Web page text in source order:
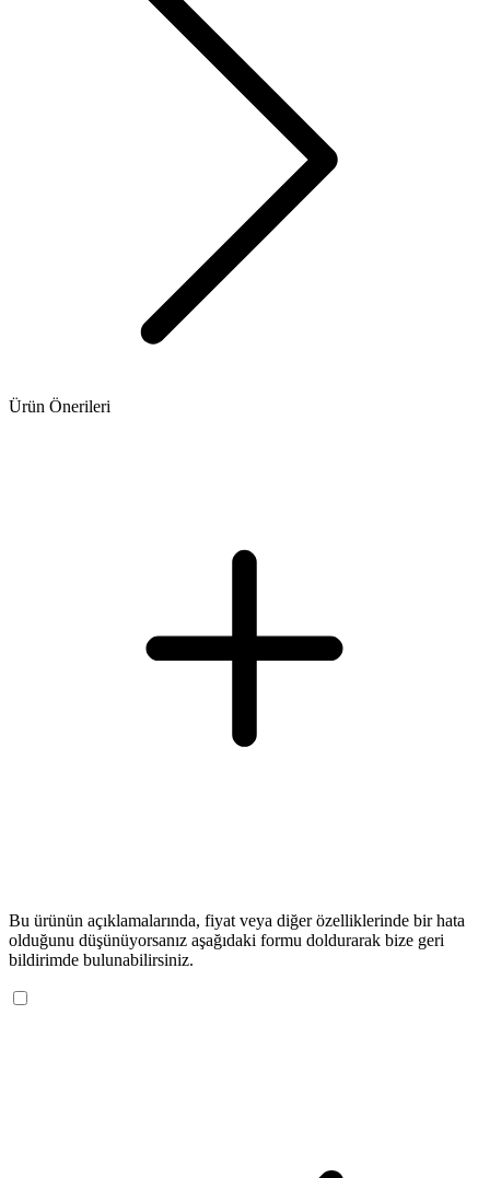
Ürün Önerileri
Bu ürünün açıklamalarında, fiyat veya diğer özelliklerinde bir hata
olduğunu düşünüyorsanız aşağıdaki formu doldurarak bize geri
bildirimde bulunabilirsiniz.